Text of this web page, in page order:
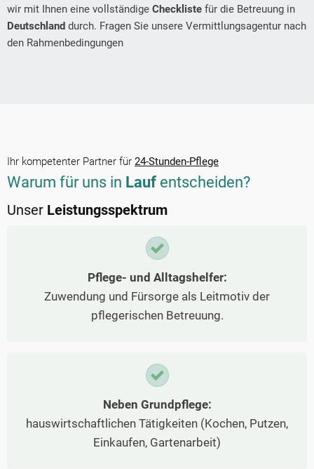
wir mit Ihnen eine vollständige Checkliste für die Betreuung in
Deutschland durch. Fragen Sie unsere Vermittlungsagentur nach
den Rahmenbedingungen
Ihr kompetenter Partner für 24-Stunden-Pflege
Warum für uns in Lauf entscheiden?
Unser Leistungsspektrum
Pflege- und Alltagshelfer:
Zuwendung und Fürsorge als Leitmotiv der
pflegerischen Betreuung.
Neben Grundpflege:
hauswirtschaftlichen Tätigkeiten (Kochen, Putzen,
Einkaufen, Gartenarbeit)